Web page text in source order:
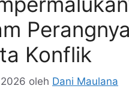
Perangnya
Konflik
oleh Dani Maulana